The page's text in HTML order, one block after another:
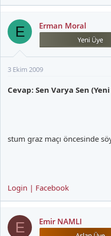
E Erman Moral
3 Ekim 2009
Cevap: Sen Varya Sen
stum graz maçı öncesinde
Login | Facebook
E Emir NAMLI